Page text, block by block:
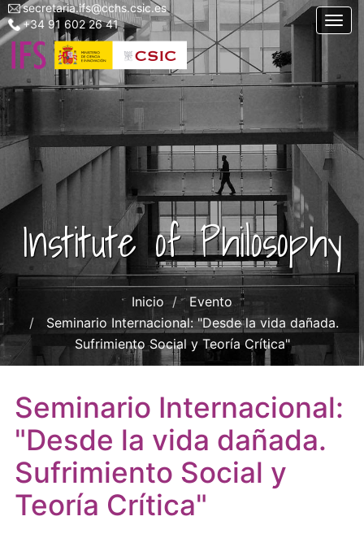
Skip
to
main
content
Menu
top
left
ifs
secretaria.ifs@cchs.csic.es
+34 91 602 26 41
Institute of Philosophy
Inicio
Evento
Seminario Internacional: "Desde la vida dañada.
Sufrimiento Social y Teoría Crítica"
Seminario Internacional:
"Desde la vida dañada.
Sufrimiento Social y
Teoría Crítica"